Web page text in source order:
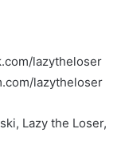
lazytheloser
lazytheloser
Lazy the Loser,